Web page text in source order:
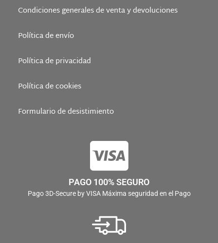
Condiciones generales de venta y devoluciones
Política de envío
Política de privacidad
Política de cookies
Formulario de desistimiento
PAGO 100% SEGURO
Pago 3D-Secure by VISA Máxima seguridad en el Pago